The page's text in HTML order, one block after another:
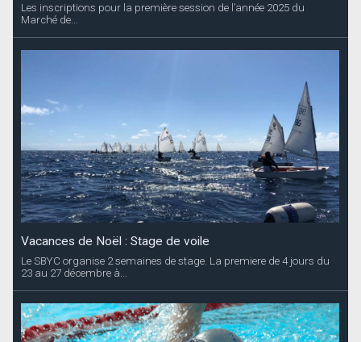
Les inscriptions pour la première session de l’année 2025 du
Marché de...
Vacances de Noël : Stage de voile
Le SBYC organise 2 semaines de stage. La premiere de 4 jours du
23 au 27 décembre à...